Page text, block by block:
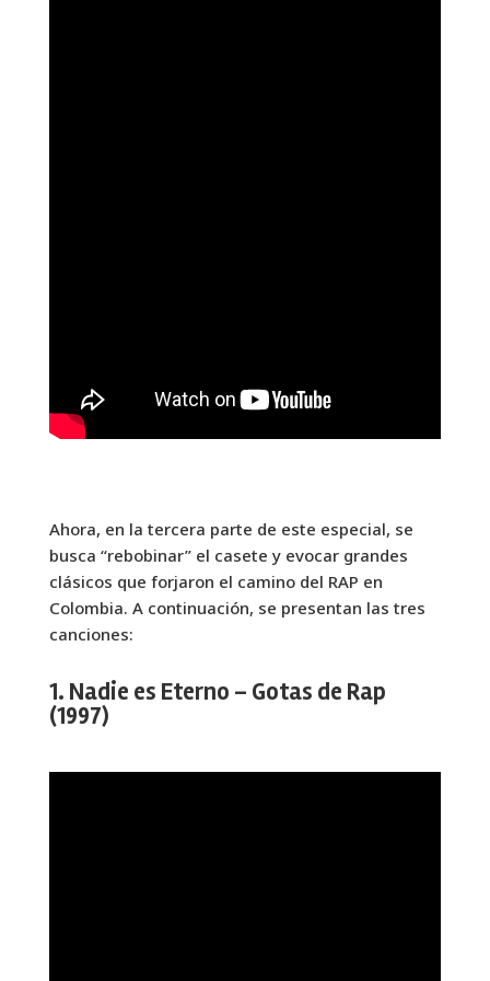
Ahora, en la tercera parte de este especial, se
busca “rebobinar” el casete y evocar grandes
clásicos que forjaron el camino del RAP en
Colombia. A continuación, se presentan las tres
canciones:
1. Nadie es Eterno – Gotas de Rap
(1997)